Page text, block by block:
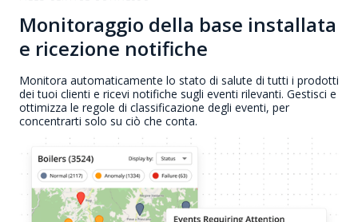
Monitoraggio della base installata
e ricezione notifiche
Monitora automaticamente lo stato di salute di tutti i prodotti
dei tuoi clienti e ricevi notifiche sugli eventi rilevanti. Gestisci e
ottimizza le regole di classificazione degli eventi, per
concentrarti solo su ciò che conta.